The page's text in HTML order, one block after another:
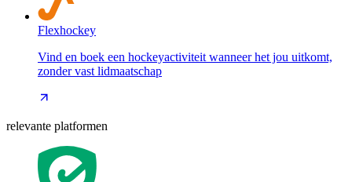
Flexhockey
Vind en boek een hockeyactiviteit wanneer het jou uitkomt,
zonder vast lidmaatschap
relevante platformen